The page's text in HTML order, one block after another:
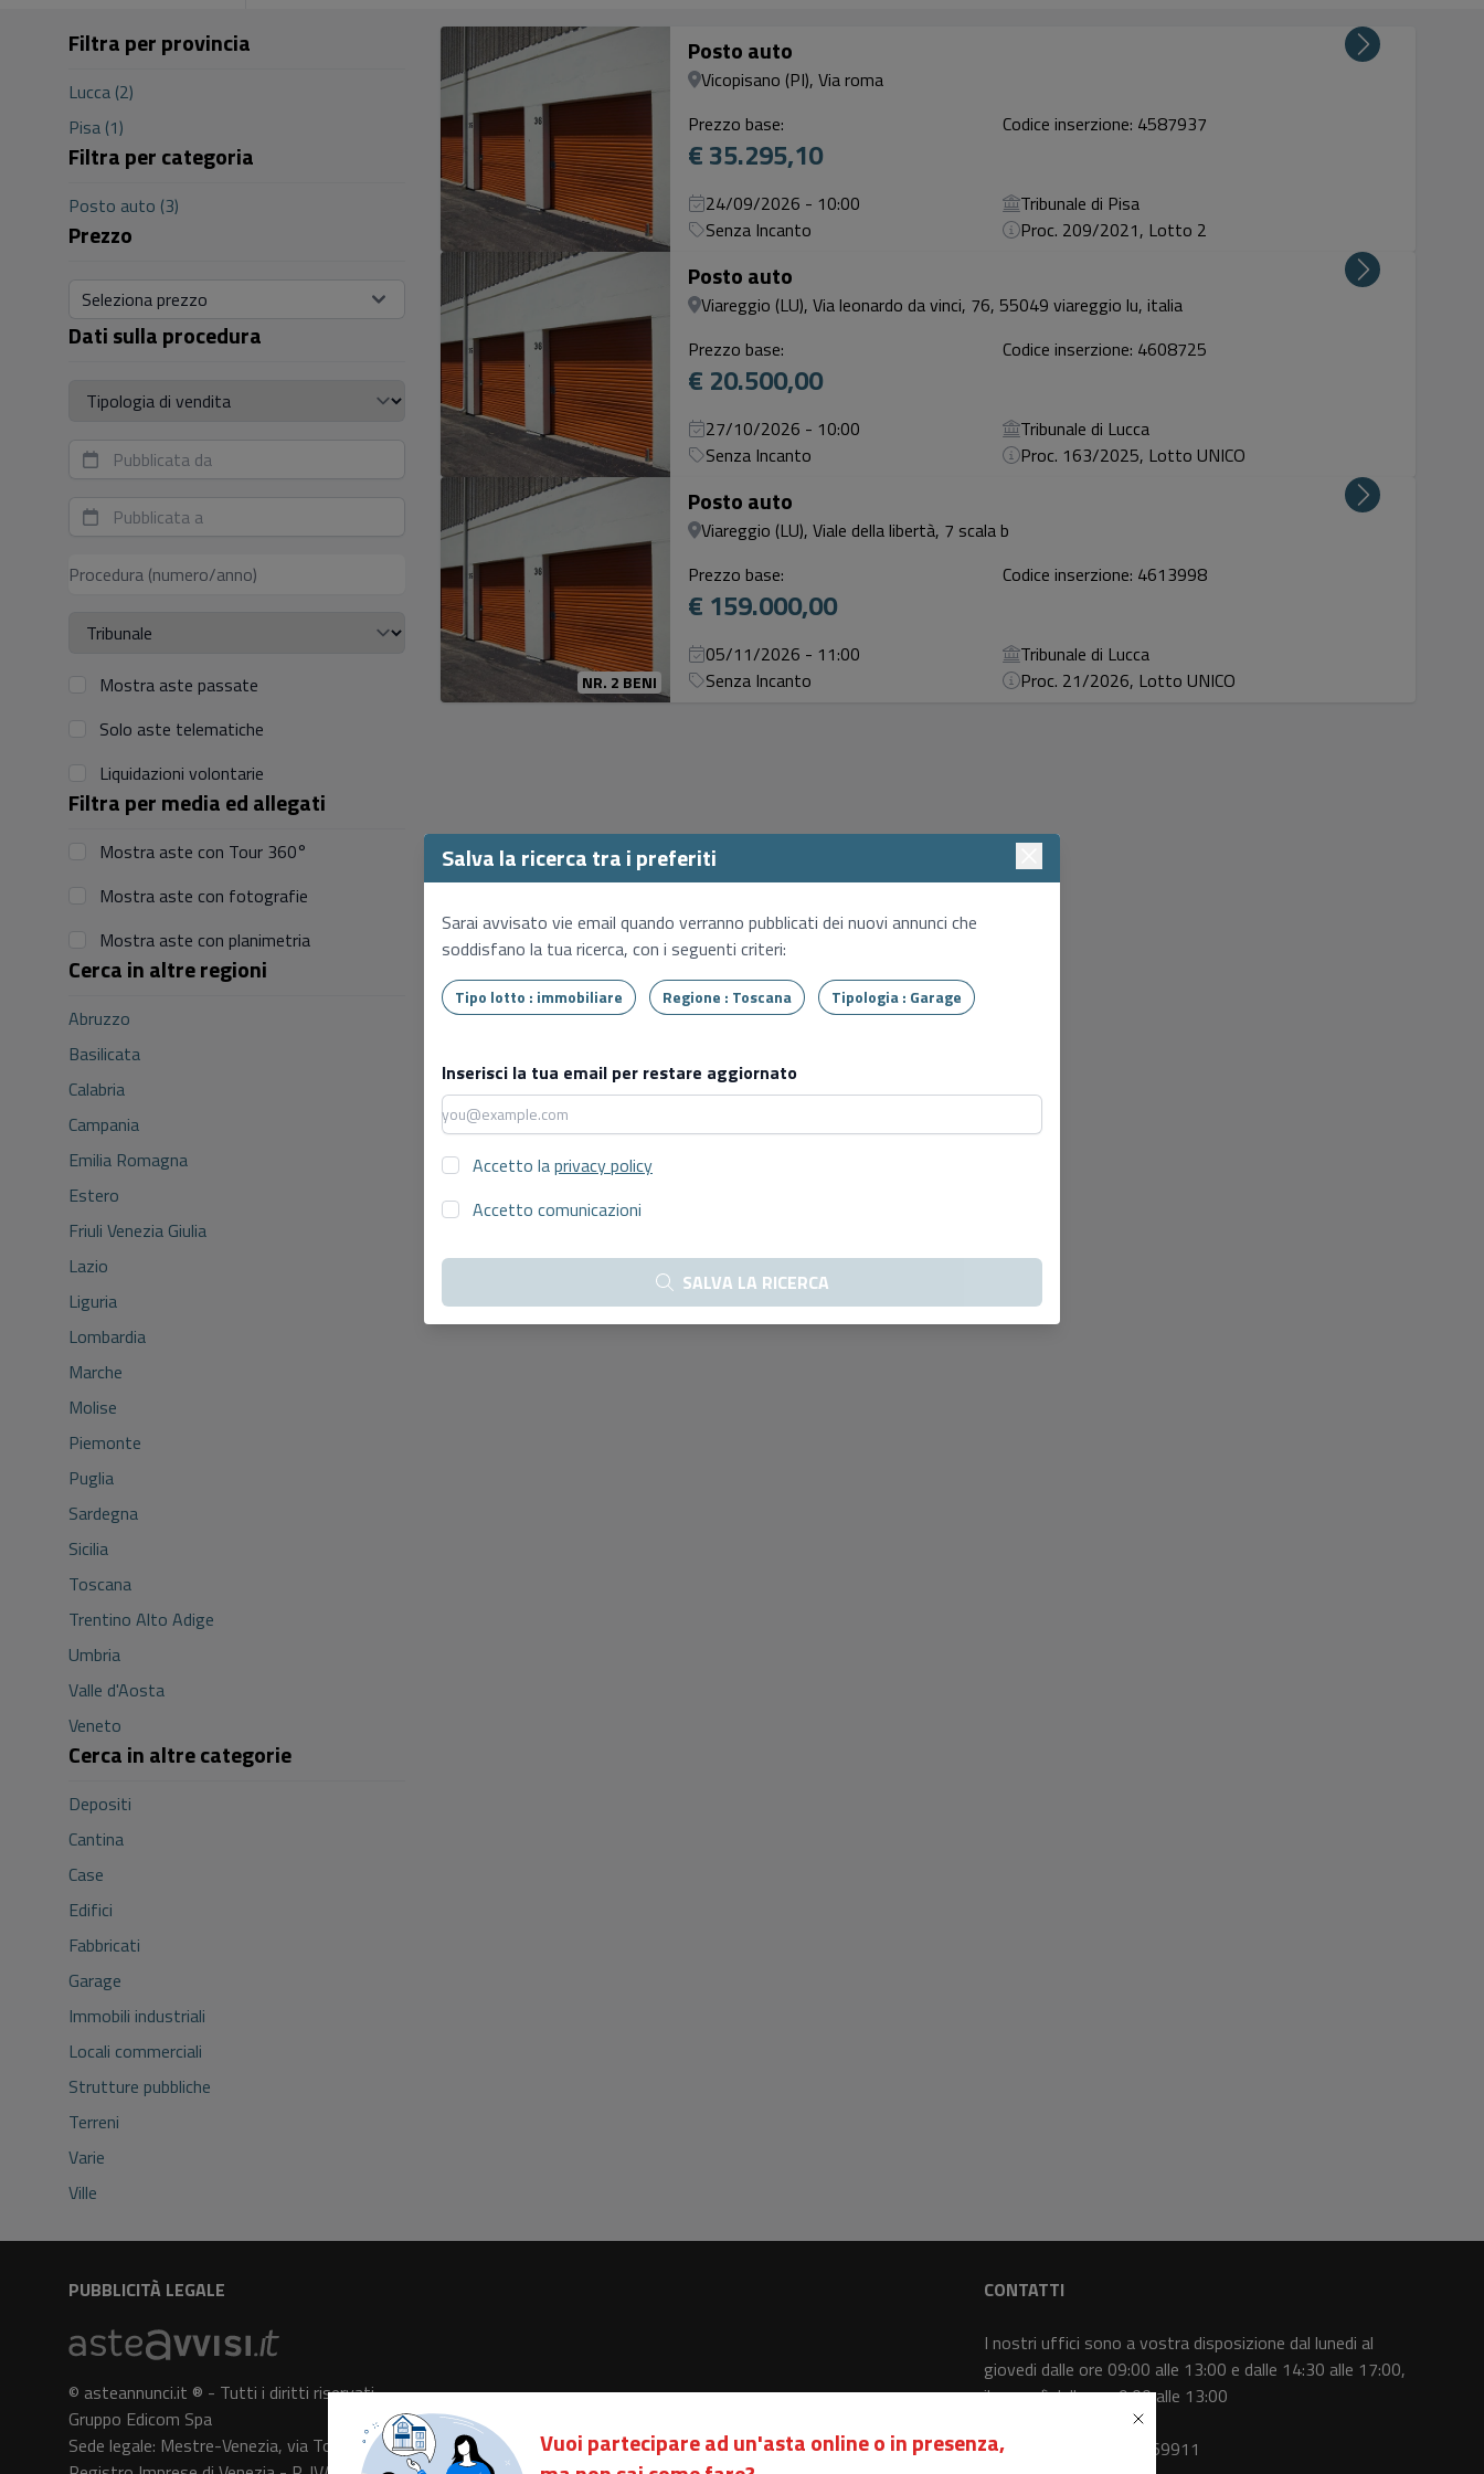
Filtra per provincia
Lucca (2)
Pisa (1)
Filtra per categoria
Posto auto (3)
Prezzo
Seleziona prezzo
Dati sulla procedura
Tipologia di vendita
Mostra aste passate
Solo aste telematiche
Liquidazioni volontarie
Filtra per media ed allegati
Mostra aste con Tour 360°
Mostra aste con fotografie
Mostra aste con planimetria
Cerca in altre regioni
Abruzzo
Basilicata
Calabria
Campania
Emilia Romagna
Estero
Friuli Venezia Giulia
Lazio
Liguria
Lombardia
Marche
Molise
Piemonte
Puglia
Sardegna
Sicilia
Toscana
Trentino Alto Adige
Umbria
Valle d'Aosta
Veneto
Cerca in altre categorie
Depositi
Cantina
Case
Edifici
Fabbricati
Garage
Immobili industriali
Locali commerciali
Strutture pubbliche
Terreni
Varie
Ville
Posto auto
Vicopisano (PI), Via roma
Prezzo base:
€ 35.295,10
Codice inserzione: 4587937
24/09/2026 - 10:00
Tribunale di Pisa
Senza Incanto
Proc. 209/2021, Lotto 2
Posto auto
Viareggio (LU), Via leonardo da vinci, 76, 55049 viareggio lu, italia
Prezzo base:
€ 20.500,00
Codice inserzione: 4608725
27/10/2026 - 10:00
Tribunale di Lucca
Senza Incanto
Proc. 163/2025, Lotto UNICO
NR. 2 BENI
Posto auto
Viareggio (LU), Viale della libertà, 7 scala b
Prezzo base:
€ 159.000,00
Codice inserzione: 4613998
05/11/2026 - 11:00
Tribunale di Lucca
Senza Incanto
Proc. 21/2026, Lotto UNICO
Salva la ricerca tra i preferiti
Sarai avvisato vie email quando verranno pubblicati dei nuovi annunci che
soddisfano la tua ricerca, con i seguenti criteri:
Tipo lotto : immobiliare Regione : Toscana Tipologia : Garage
Inserisci la tua email per restare aggiornato
Accetto laprivacy policy
Accetto comunicazioni
SALVA LA RICERCA
PUBBLICITÀ LEGALE
© asteannunci.it ® - Tutti i diritti riservati
Gruppo Edicom Spa
Sede legale: Mestre-Venezia, via Torre Belfredo n. 64
CONTATTI
I nostri uffici sono a vostra disposizione dal lunedi al
giovedi dalle ore 09:00 alle 13:00 e dalle 14:30 alle 17:00,
il venerdì dalle ore 9:00 alle 13:00
: 0415369911
Vuoi partecipare ad un'asta online o in presenza,